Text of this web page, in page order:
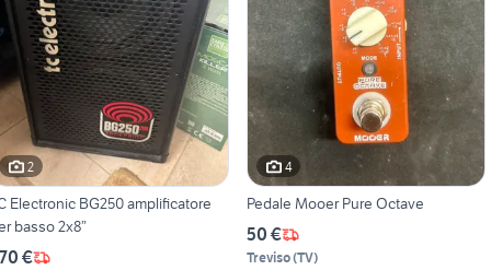
2
Electronic BG250 amplificatore
basso 2x8”
€
4
Pedale Mooer Pure Octave
50 €
Treviso(TV)